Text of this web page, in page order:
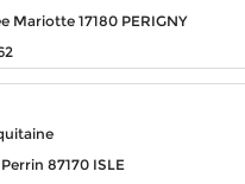
Mariotte 17180 PERIGNY
87170 ISLE